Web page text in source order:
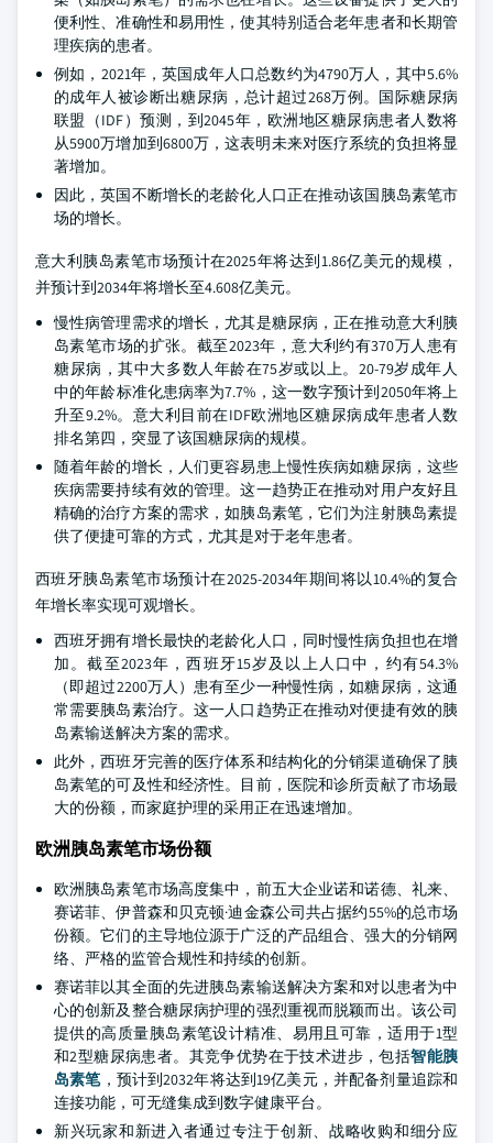
便利性、准确性和易用性，使其特别适合老年患者和长期管
理疾病的患者。
例如，2021年，英国成年人口总数约为4790万人，其中5.6%
的成年人被诊断出糖尿病，总计超过268万例。国际糖尿病
联盟（IDF）预测，到2045年，欧洲地区糖尿病患者人数将
从5900万增加到6800万，这表明未来对医疗系统的负担将显
著增加。
因此，英国不断增长的老龄化人口正在推动该国胰岛素笔市
场的增长。
意大利胰岛素笔市场预计在2025年将达到1.86亿美元的规模，
并预计到2034年将增长至4.608亿美元。
慢性病管理需求的增长，尤其是糖尿病，正在推动意大利胰
岛素笔市场的扩张。截至2023年，意大利约有370万人患有
糖尿病，其中大多数人年龄在75岁或以上。20-79岁成年人
中的年龄标准化患病率为7.7%，这一数字预计到2050年将上
升至9.2%。意大利目前在IDF欧洲地区糖尿病成年患者人数
排名第四，突显了该国糖尿病的规模。
随着年龄的增长，人们更容易患上慢性疾病如糖尿病，这些
疾病需要持续有效的管理。这一趋势正在推动对用户友好且
精确的治疗方案的需求，如胰岛素笔，它们为注射胰岛素提
供了便捷可靠的方式，尤其是对于老年患者。
西班牙胰岛素笔市场预计在2025-2034年期间将以10.4%的复合
年增长率实现可观增长。
西班牙拥有增长最快的老龄化人口，同时慢性病负担也在增
加。截至2023年，西班牙15岁及以上人口中，约有54.3%
（即超过2200万人）患有至少一种慢性病，如糖尿病，这通
常需要胰岛素治疗。这一人口趋势正在推动对便捷有效的胰
岛素输送解决方案的需求。
此外，西班牙完善的医疗体系和结构化的分销渠道确保了胰
岛素笔的可及性和经济性。目前，医院和诊所贡献了市场最
大的份额，而家庭护理的采用正在迅速增加。
欧洲胰岛素笔市场份额
欧洲胰岛素笔市场高度集中，前五大企业诺和诺德、礼来、
赛诺菲、伊普森和贝克顿·迪金森公司共占据约55%的总市场
份额。它们的主导地位源于广泛的产品组合、强大的分销网
络、严格的监管合规性和持续的创新。
赛诺菲以其全面的先进胰岛素输送解决方案和对以患者为中
心的创新及整合糖尿病护理的强烈重视而脱颖而出。该公司
提供的高质量胰岛素笔设计精准、易用且可靠，适用于1型
和2型糖尿病患者。其竞争优势在于技术进步，包括智能胰
岛素笔，预计到2032年将达到19亿美元，并配备剂量追踪和
连接功能，可无缝集成到数字健康平台。
新兴玩家和新进入者通过专注于创新、战略收购和细分应